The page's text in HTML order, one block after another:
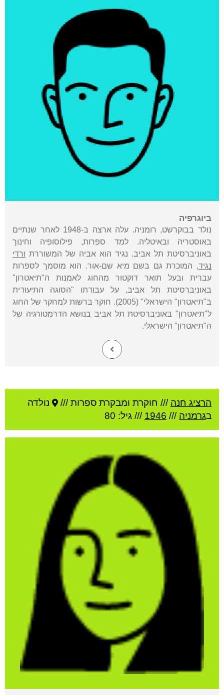
ביוגרפיה
נולד בבוקרשט, רומניה. עלה ארצה ב-1948 לאחר שנתיים
באוסטריה ובאיטליה. למד ספרות, פילוסופיה וחינוך
באוניברסיטת תל אביב. נגיד הוא אביה של המשוררת ורדי
נגיד, המוכרת גם בשם מיא שם-אור. הוא מוסמך לספרות
עברית ובעל תואר דוקטור מהחוג לאמנות ה"תיאטרון"
באוניברסיטת תל אביב, על עבודתו "הסוגה התיעודית
ב"תיאטרון" הישראלי" (2005). חוקר ברשות למחקר של החוג
ל"תיאטרון" באוניברסיטת תל אביב בנושא הדרמטורגיה של
ה"תיאטרון" הישראלי.
הרציג חנה /// חוקרת ומבקרת ספרות ///
נולדה
בגרמניה ///
1946 /// גיל: 80